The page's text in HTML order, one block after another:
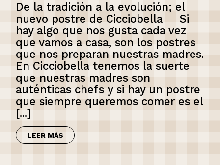
De la tradición a la evolución; el
nuevo postre de Cicciobella Si
hay algo que nos gusta cada vez
que vamos a casa, son los postres
que nos preparan nuestras madres.
En Cicciobella tenemos la suerte
que nuestras madres son
auténticas chefs y si hay un postre
que siempre queremos comer es el
[...]
LEER MÁS